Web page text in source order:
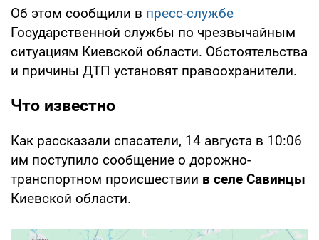
Об этом сообщили в пресс-службе
Государственной службы по чрезвычайным
ситуациям Киевской области. Обстоятельства
и причины ДТП установят правоохранители.
Что известно
Как рассказали спасатели, 14 августа в 10:06
им поступило сообщение о дорожно-
транспортном происшествии в селе Савинцы
Киевской области.